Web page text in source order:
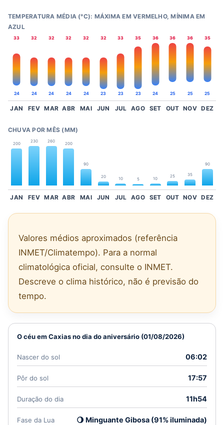
TEMPERATURA MÉDIA (°C): MÁXIMA EM VERMELHO, MÍNIMA EM
AZUL
33
24
32
24
32
24
32
24
32
24
32
23
33
23
35
23
36
24
36
25
36
25
35
25
JAN FEV MAR ABR MAI JUN JUL AGO SET OUT NOV DEZ
CHUVA POR MÊS (MM)
200
230 260
200
90
20 10 5 10
25 35
90
JAN FEV MAR ABR MAI JUN JUL AGO SET OUT NOV DEZ
Valores médios aproximados (referência
INMET/Climatempo). Para a normal
climatológica oficial, consulte o INMET.
Descreve o clima histórico, não é previsão do
tempo.
O céu em Caxias no dia do aniversário (01/08/2026)
Nascer do sol 06:02
Pôr do sol 17:57
Duração do dia 11h54
Fase da Lua 🌖 Minguante Gibosa (91% iluminada)